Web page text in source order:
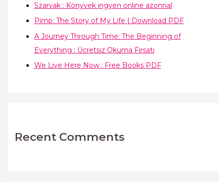
Szarvak : Könyvek ingyen online azonnal
Pimp: The Story of My Life | Download PDF
A Journey Through Time: The Beginning of
Everything : Ücretsiz Okuma Fırsatı
We Live Here Now : Free Books PDF
Recent Comments